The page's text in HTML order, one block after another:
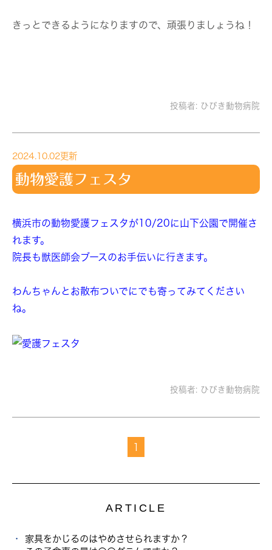
きっとできるようになりますので、頑張りましょうね！
投稿者: ひびき動物病院
2024.10.02更新
動物愛護フェスタ
横浜市の動物愛護フェスタが10/20に山下公園で開催さ
れます。
院長も獣医師会ブースのお手伝いに行きます。
わんちゃんとお散布ついでにでも寄ってみてください
ね。
投稿者: ひびき動物病院
1
ARTICLE
家具をかじるのはやめさせられますか？